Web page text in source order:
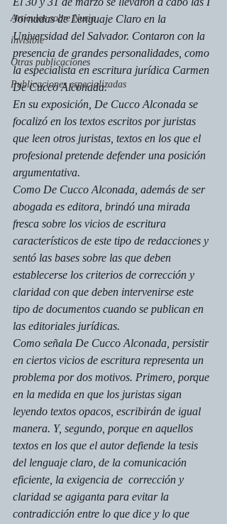
Artículos sobre Nuria
invisible
Otras publicaciones
Publicaciones especializadas
Jornadas de Lenguaje Claro en la
Universidad del Salvador. Contaron con la
presencia de grandes personalidades, como
la especialista en escritura jurídica Carmen
De Cucco Alconada.
En su exposición, De Cucco Alconada se
focalizó en los textos escritos por juristas
que leen otros juristas, textos en los que el
profesional pretende defender una posición
argumentativa.
Como De Cucco Alconada, además de ser
abogada es editora, brindó una mirada
fresca sobre los vicios de escritura
característicos de este tipo de redacciones y
sentó las bases sobre las que deben
establecerse los criterios de corrección y
claridad con que deben intervenirse este
tipo de documentos cuando se publican en
las editoriales jurídicas.
Como señala De Cucco Alconada, persistir
en ciertos vicios de escritura representa un
problema por dos motivos. Primero, porque
en la medida en que los juristas sigan
leyendo textos opacos, escribirán de igual
manera. Y, segundo, porque en aquellos
textos en los que el autor defiende la tesis
del lenguaje claro, de la comunicación
eficiente, la exigencia de  corrección y
claridad se agiganta para evitar la
contradicción entre lo que dice y lo que